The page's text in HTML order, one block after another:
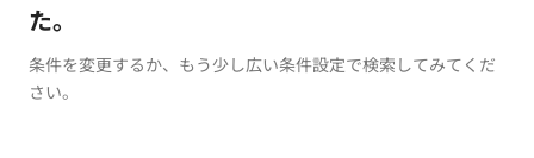
た。
条件を変更するか、もう少し広い条件設定で検索してみてくだ
さい。